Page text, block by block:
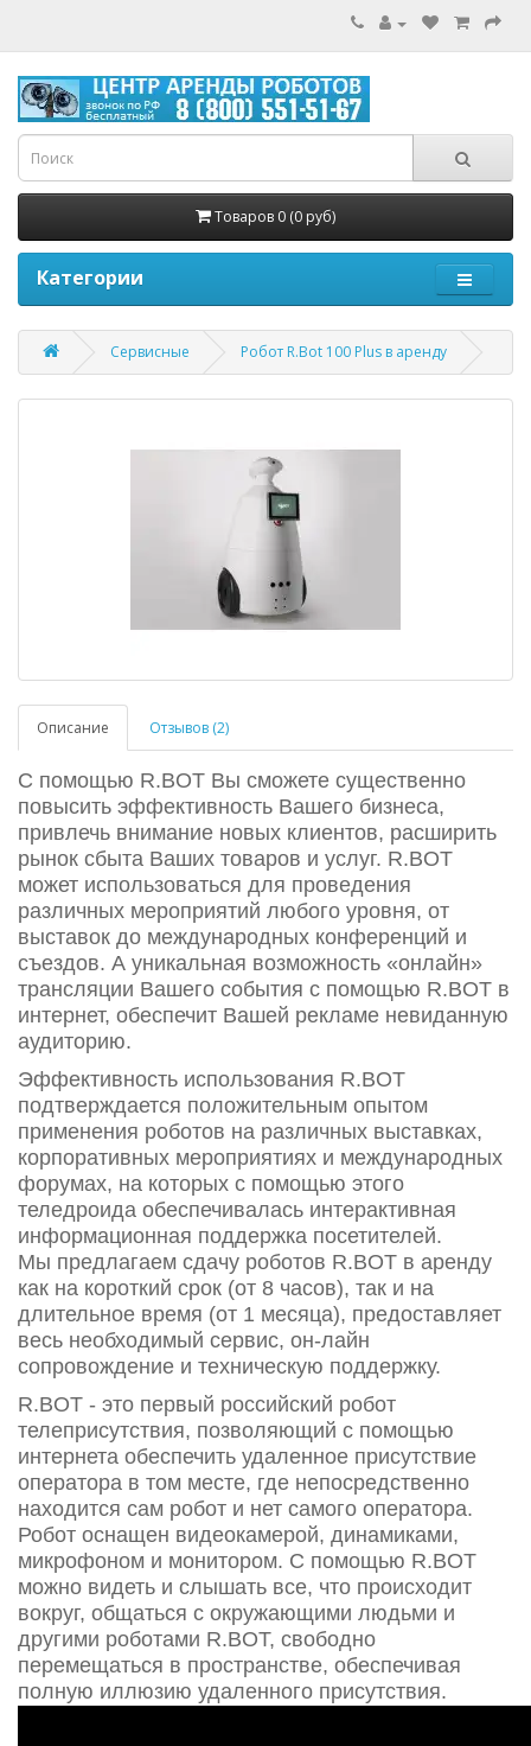
Товаров 0 (0 руб)
Категории
Сервисные Робот R.Bot 100 Plus в аренду
Описание Отзывов (2)
С помощью R.BOT Вы сможете существенно
повысить эффективность Вашего бизнеса,
привлечь внимание новых клиентов, расширить
рынок сбыта Ваших товаров и услуг. R.BOT
может использоваться для проведения
различных мероприятий любого уровня, от
выставок до международных конференций и
съездов. А уникальная возможность «онлайн»
трансляции Вашего события с помощью R.BOT в
интернет, обеспечит Вашей рекламе невиданную
аудиторию.
Эффективность использования R.BOT
подтверждается положительным опытом
применения роботов на различных выставках,
корпоративных мероприятиях и международных
форумах, на которых с помощью этого
теледроида обеспечивалась интерактивная
информационная поддержка посетителей.
Мы предлагаем сдачу роботов R.BOT в аренду
как на короткий срок (от 8 часов), так и на
длительное время (от 1 месяца), предоставляет
весь необходимый сервис, он-лайн
сопровождение и техническую поддержку.
R.BOT - это первый российский робот
телеприсутствия, позволяющий с помощью
интернета обеспечить удаленное присутствие
оператора в том месте, где непосредственно
находится сам робот и нет самого оператора.
Робот оснащен видеокамерой, динамиками,
микрофоном и монитором. С помощью R.BOT
можно видеть и слышать все, что происходит
вокруг, общаться с окружающими людьми и
другими роботами R.BOT, свободно
перемещаться в пространстве, обеспечивая
полную иллюзию удаленного присутствия.